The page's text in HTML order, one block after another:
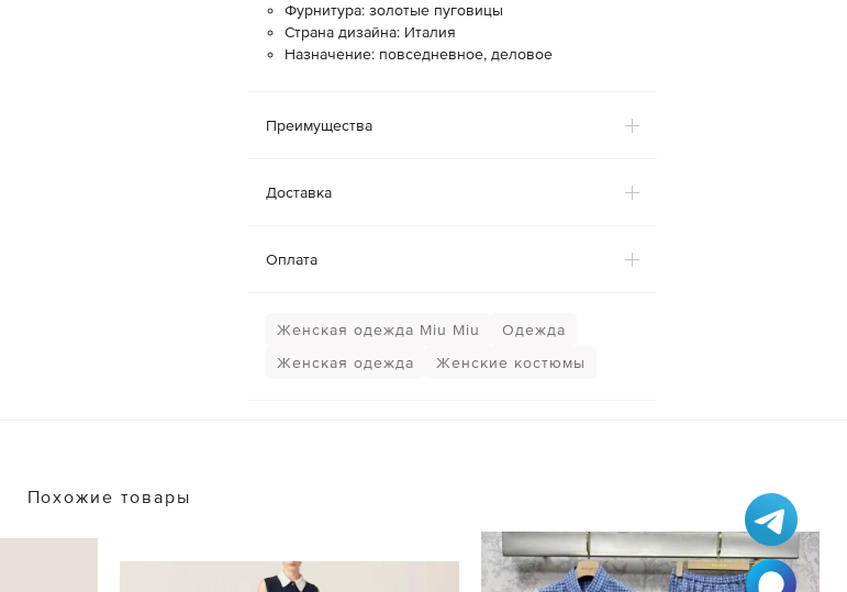
Фурнитура: золотые пуговицы
Страна дизайна: Италия
Назначение: повседневное, деловое
Преимущества
Доставка
Оплата
Женская одежда Miu Miu
Одежда
Женская одежда
Женские костюмы
Похожие товары